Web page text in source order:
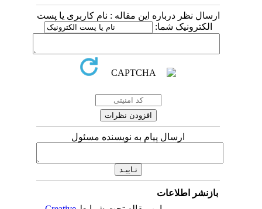
ارسال نظر درباره این مقاله : نام کاربری یا پست
الکترونیک شما:
ارسال پیام به نویسنده مسئول
بازنشر اطلاعات